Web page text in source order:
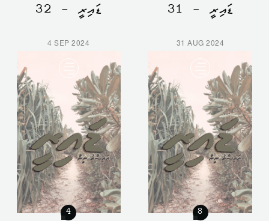
ޑައިރީ - 32 ޑައިރީ - 31
4 SEP 2024
4
31 AUG 2024
8